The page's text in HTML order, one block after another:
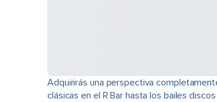
Adquirirás una perspectiva
clásicas en el R Bar hasta los bailes